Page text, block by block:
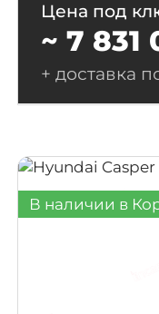
Цена под
~ 7 831
+ доставка
В наличии в